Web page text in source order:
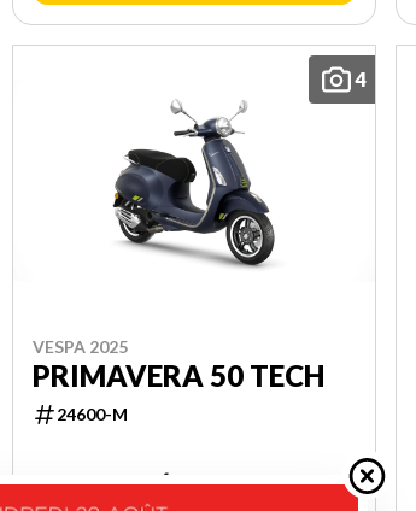
4
VESPA 2025
PRIMAVERA 50 TECH
24600-M
5 845 $